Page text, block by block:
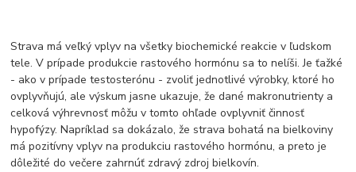
Strava má veľký vplyv na všetky biochemické reakcie v ľudskom
tele. V prípade produkcie rastového hormónu sa to nelíši. Je ťažké
- ako v prípade testosterónu - zvoliť jednotlivé výrobky, ktoré ho
ovplyvňujú, ale výskum jasne ukazuje, že dané makronutrienty a
celková výhrevnosť môžu v tomto ohľade ovplyvniť činnosť
hypofýzy. Napríklad sa dokázalo, že strava bohatá na bielkoviny
má pozitívny vplyv na produkciu rastového hormónu, a preto je
dôležité do večere zahrnúť zdravý zdroj bielkovín.